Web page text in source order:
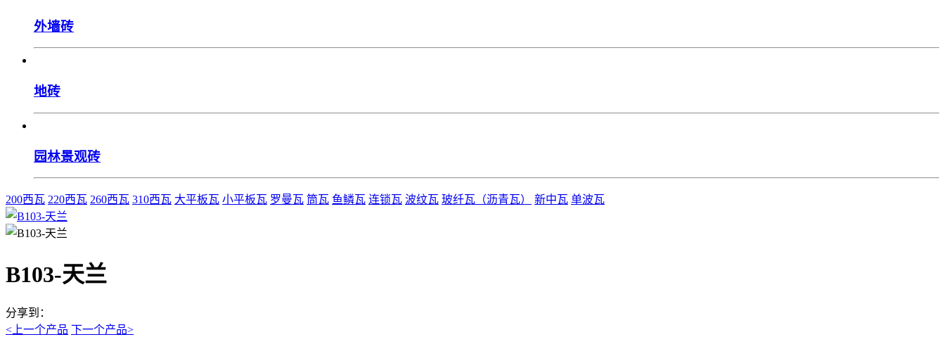
外墙砖
地砖
园林景观砖
200西瓦 220西瓦 260西瓦 310西瓦 大平板瓦 小平板瓦 罗曼瓦 筒瓦 鱼鳞瓦 连锁瓦 波纹瓦 玻纤瓦（沥青瓦） 新中瓦 单波瓦
B103-天兰
分享到：
<上一个产品 下一个产品>